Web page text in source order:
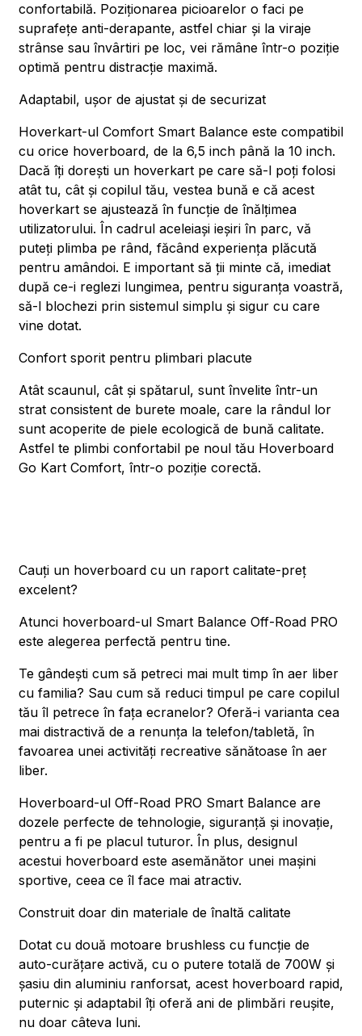
confortabilă. Poziționarea picioarelor o faci pe
suprafețe anti-derapante, astfel chiar și la viraje
strânse sau învârtiri pe loc, vei rămâne într-o poziție
optimă pentru distracție maximă.
Adaptabil, ușor de ajustat și de securizat
Hoverkart-ul Comfort Smart Balance este compatibil
cu orice hoverboard, de la 6,5 inch până la 10 inch.
Dacă îți dorești un hoverkart pe care să-l poți folosi
atât tu, cât și copilul tău, vestea bună e că acest
hoverkart se ajustează în funcție de înălțimea
utilizatorului. În cadrul aceleiași ieșiri în parc, vă
puteți plimba pe rând, făcând experiența plăcută
pentru amândoi. E important să ții minte că, imediat
după ce-i reglezi lungimea, pentru siguranța voastră,
să-l blochezi prin sistemul simplu și sigur cu care
vine dotat.
Confort sporit pentru plimbari placute
Atât scaunul, cât și spătarul, sunt învelite într-un
strat consistent de burete moale, care la rândul lor
sunt acoperite de piele ecologică de bună calitate.
Astfel te plimbi confortabil pe noul tău Hoverboard
Go Kart Comfort, într-o poziție corectă.
Cauți un hoverboard cu un raport calitate-preț
excelent?
Atunci hoverboard-ul Smart Balance Off-Road PRO
este alegerea perfectă pentru tine.
Te gândești cum să petreci mai mult timp în aer liber
cu familia? Sau cum să reduci timpul pe care copilul
tău îl petrece în fața ecranelor? Oferă-i varianta cea
mai distractivă de a renunța la telefon/tabletă, în
favoarea unei activități recreative sănătoase în aer
liber.
Hoverboard-ul Off-Road PRO Smart Balance are
dozele perfecte de tehnologie, siguranță și inovație,
pentru a fi pe placul tuturor. În plus, designul
acestui hoverboard este asemănător unei mașini
sportive, ceea ce îl face mai atractiv.
Construit doar din materiale de înaltă calitate
Dotat cu două motoare brushless cu funcție de
auto-curățare activă, cu o putere totală de 700W și
șasiu din aluminiu ranforsat, acest hoverboard rapid,
puternic și adaptabil îți oferă ani de plimbări reușite,
nu doar câteva luni.